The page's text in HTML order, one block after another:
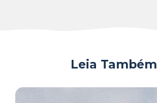
Leia Também